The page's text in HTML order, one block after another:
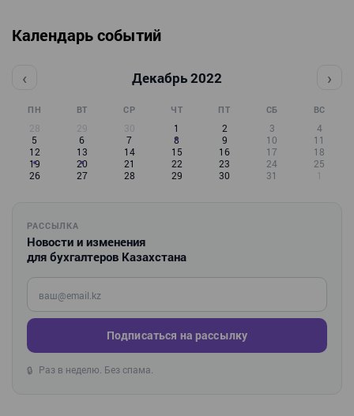
Календарь событий
‹ Декабрь 2022 ›
ПН ВТ СР ЧТ ПТ СБ ВС
28 29 30 1 2 3
4
5
6 7 8 9 10
11
12
13 14 15 16 17
18
19
20 21 22 23 24
25
26
27 28 29 30 31 1
РАССЫЛКА
Новости и изменения
для бухгалтеров Казахстана
Введите ваш e-mail
Подписаться на рассылку
🔒 Раз в неделю. Без спама.